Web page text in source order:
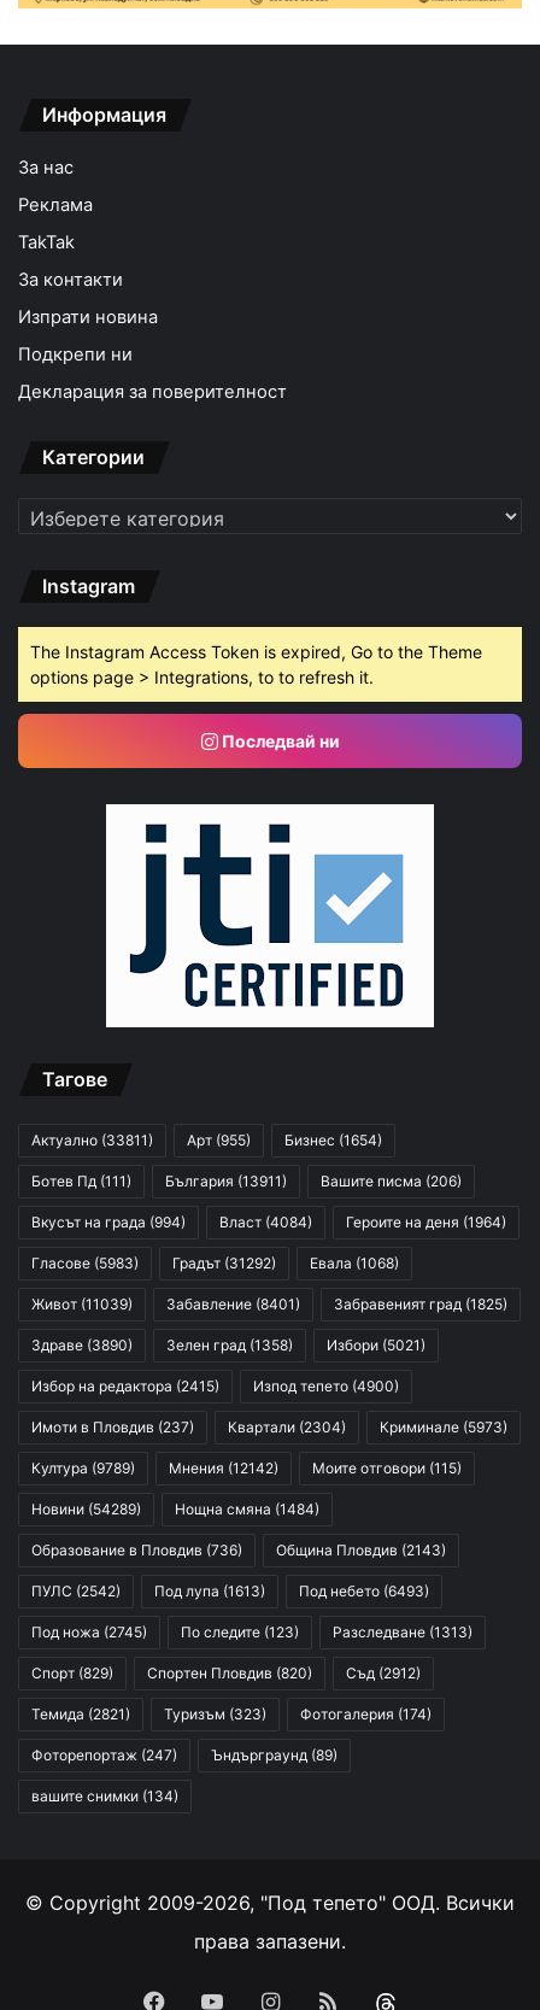
Информация
За нас
Реклама
TakTak
За контакти
Изпрати новина
Подкрепи ни
Декларация за поверителност
Категории
Категории
Instagram
The Instagram Access Token is expired, Go to the Theme
options page > Integrations, to to refresh it.
Последвай ни
Тагове
Актуално (33811) Арт (955) Бизнес (1654)
Ботев Пд (111) България (13911) Вашите писма (206)
Вкусът на града (994) Власт (4084) Героите на деня (1964)
Гласове (5983) Градът (31292) Евала (1068)
Живот (11039) Забавление (8401) Забравеният град (1825)
Здраве (3890) Зелен град (1358) Избори (5021)
Избор на редактора (2415) Изпод тепето (4900)
Имоти в Пловдив (237) Квартали (2304) Криминале (5973)
Култура (9789) Мнения (12142) Моите отговори (115)
Новини (54289) Нощна смяна (1484)
Образование в Пловдив (736) Община Пловдив (2143)
ПУЛС (2542) Под лупа (1613) Под небето (6493)
Под ножа (2745) По следите (123) Разследване (1313)
Спорт (829) Спортен Пловдив (820) Съд (2912)
Темида (2821) Туризъм (323) Фотогалерия (174)
Фоторепортаж (247) Ъндърграунд (89)
вашите снимки (134)
© Copyright 2009-2026, "Под тепето" ООД. Всички
права запазени.
Facebook
YouTubeInstagram
RSS